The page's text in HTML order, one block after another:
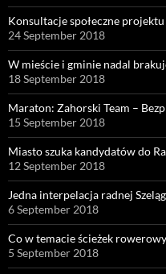
Konsultacje społeczne
24 September 2018
W mieście i gminie nadal
18 September 2018
Maraton: Zahorski Team –
15 September 2018
Miasto szuka kandydatów do
12 September 2018
Jedna interpelacja radnej
6 September 2018
Co w temacie ścieżek
5 September 2018